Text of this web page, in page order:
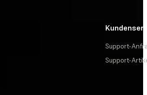
Support-
Support-